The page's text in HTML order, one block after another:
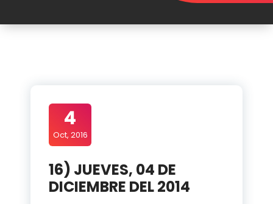
4
Oct, 2016
16) JUEVES, 04 DE
DICIEMBRE DEL 2014